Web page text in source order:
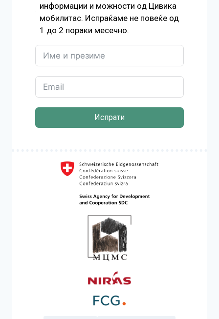
информации и можности од Цивика
мобилитас. Испраќаме не повеќе од
1 до 2 пораки месечно.
Испрати